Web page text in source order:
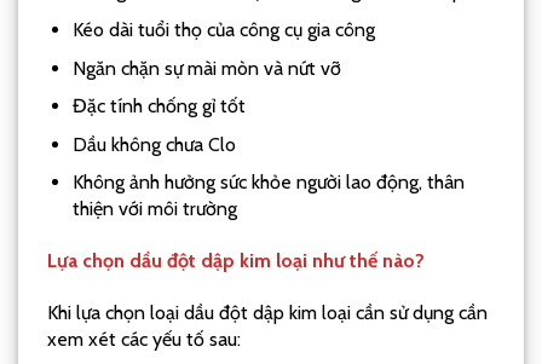
Kéo dài tuổi thọ của công cụ gia công
Ngăn chặn sự mài mòn và nứt vỡ
Đặc tính chống gỉ tốt
Dầu không chưa Clo
Không ảnh hưởng sức khỏe người lao động, thân
thiện với môi trường
Lựa chọn dầu đột dập kim loại như thế nào?
Khi lựa chọn loại dầu đột dập kim loại cần sử dụng cần
xem xét các yếu tố sau: